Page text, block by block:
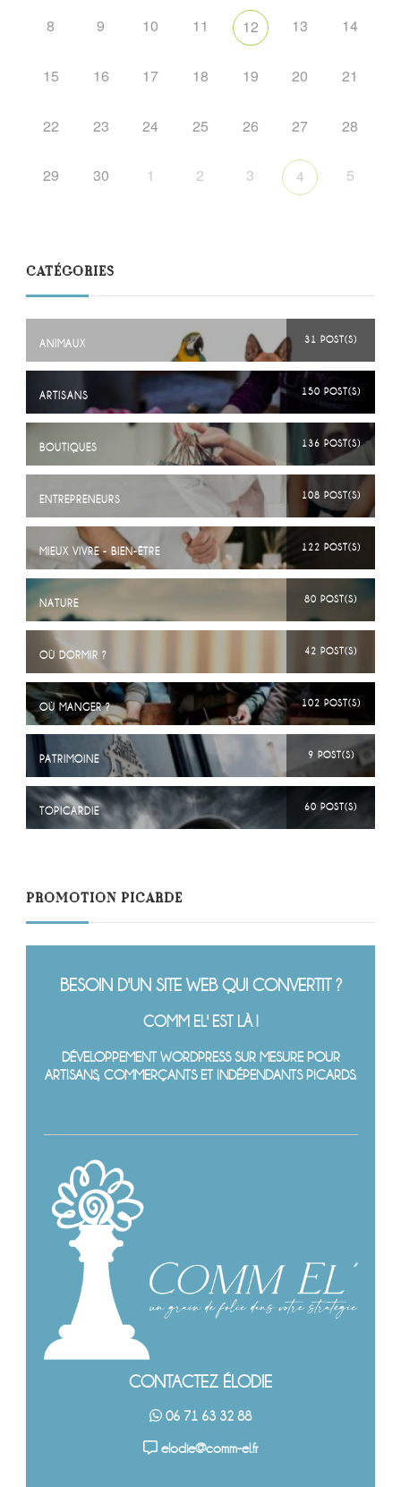
8 9 10 11 12 13 14
15 16 17 18 19 20 21
22 23 24 25 26 27 28
29 30 1 2 3 4 5
CATÉGORIES
ANIMAUX 31 POST(S)
ARTISANS 150 POST(S)
BOUTIQUES 136 POST(S)
ENTREPRENEURS 108 POST(S)
MIEUX VIVRE - BIEN-ÊTRE 122 POST(S)
NATURE 80 POST(S)
OÙ DORMIR ? 42 POST(S)
OÙ MANGER ? 102 POST(S)
PATRIMOINE 9 POST(S)
TOPICARDIE 60 POST(S)
PROMOTION PICARDE
BESOIN D'UN SITE WEB QUI CONVERTIT ?
COMM EL' EST LÀ !
DÉVELOPPEMENT WORDPRESS SUR MESURE POUR
ARTISANS, COMMERÇANTS ET INDÉPENDANTS PICARDS.
CONTACTEZ ÉLODIE
06 71 63 32 88
elodie@comm-el.fr